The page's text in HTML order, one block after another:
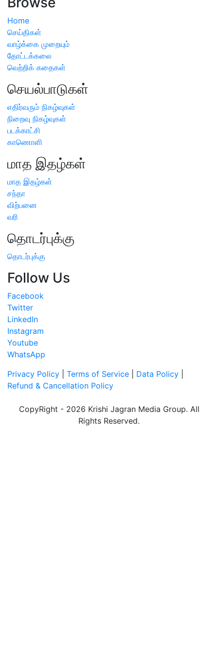
Home
செய்திகள்
வாழ்க்கை முறையும்
தோட்டக்கலை
வெற்றிக் கதைகள்
செயல்பாடுகள்
எதிர்வரும் நிகழ்வுகள்
நிறைவு நிகழ்வுகள்
படக்காட்சி
காணொளி
மாத இதழ்கள்
மாத இதழ்கள்
சந்தா
விற்பனை
வரி
தொடர்புக்கு
தொடர்புக்கு
Follow Us
Facebook
Twitter
LinkedIn
Instagram
Youtube
WhatsApp
Privacy Policy
Terms of Service Data Policy
Refund & Cancellation Policy
CopyRight - 2026 Krishi Jagran Media Group. All
Rights Reserved.